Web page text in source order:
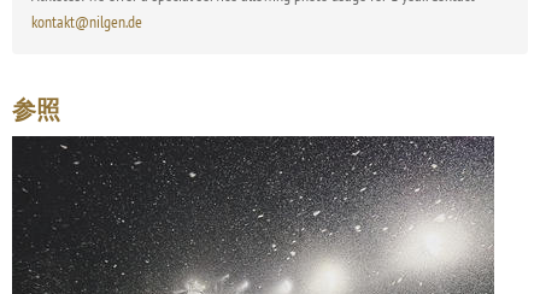
kontakt@nilgen.de
参照